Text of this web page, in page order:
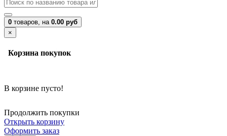
0 товаров, на 0.00 руб
×
Корзина покупок
В корзине пусто!
Продолжить покупки
Открыть корзину
Оформить заказ